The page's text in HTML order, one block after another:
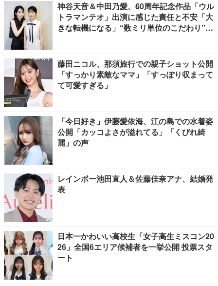
神谷天音＆中田乃愛、60周年記念作品「ウル
トラマンテオ」出演に感じた責任と不安「大
きな転機になる」“数ミリ単位のこだわり”特
藤田ニコル、那須旅行での親子ショット公開
「すっかり素敵なママ」「すっぽり収まって
て可愛すぎる」
「今日好き」伊藤愛依海、江の島での水着姿
公開「カッコよさが溢れてる」「くびれ綺
麗」の声
レインボー池田直人＆佐藤佳奈アナ、結婚発
表
日本一かわいい高校生「女子高生ミスコン20
26」全国6エリア候補者を一挙公開 投票スタ
ート